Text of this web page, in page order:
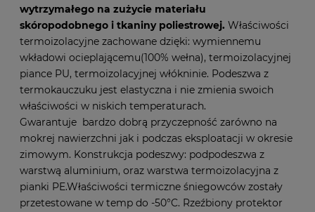
wytrzymałego na zużycie materiału
skóropodobnego i tkaniny poliestrowej. Właściwości
termoizolacyjne zachowane dzięki: wymiennemu
wkładowi ocieplającemu(100% wełna), termoizolacyjnej
piance PU, termoizolacyjnej włókninie. Podeszwa z
termokauczuku jest elastyczna i nie zmienia swoich
właściwości w niskich temperaturach.
Gwarantuje bardzo dobrą przyczepność zarówno na
mokrej nawierzchni jak i podczas eksploatacji w okresie
zimowym. Konstrukcja podeszwy: podpodeszwa z
warstwą aluminium, oraz warstwa termoizolacyjna z
pianki PE.Właściwości termiczne śniegowców zostały
przetestowane w temp do -50°C. Rzeźbiony protektor